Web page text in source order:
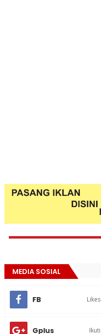
MEDIA SOSIAL
FB Likes
Gplus Ikuti